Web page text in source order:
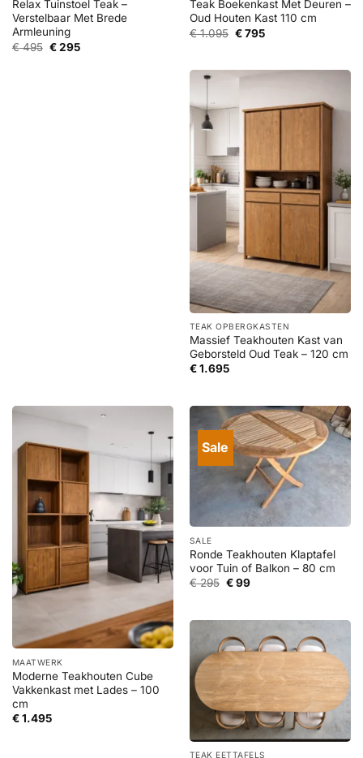
Relax Tuinstoel Teak –
Verstelbaar Met Brede
Armleuning
€495 Oorspronkelijke
€295Huidige
Teak Boekenkast Met Deuren –
Oud Houten Kast 110 cm
€1.095 Oorspronkelijke
€795Huidige
TEAK OPBERGKASTEN
Massief Teakhouten Kast van
Geborsteld Oud Teak – 120 cm
€1.695
MAATWERK
Moderne Teakhouten Cube
Vakkenkast met Lades – 100
cm
€1.495
Sale
SALE
Ronde Teakhouten Klaptafel
voor Tuin of Balkon – 80 cm
€295 Oorspronkelijke
€99Huidige
TEAK EETTAFELS